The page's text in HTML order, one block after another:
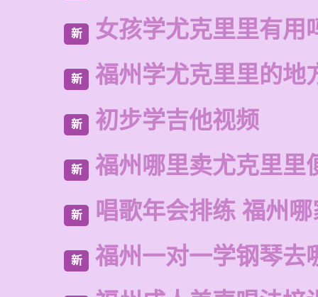
新 女孩学尤克里里有用
新 福州学尤克里里的地
新 初步学吉他视频
新 福州哪里卖尤克里里
新 唱歌年会排练 福州
新 福州一对一学钢琴去